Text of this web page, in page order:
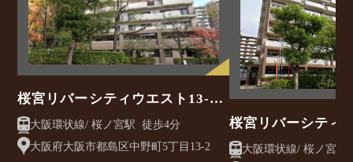
桜宮リバーシティウエスト13-2
号棟
大阪環状線/ 桜ノ宮駅 徒歩4分
大阪府大阪市都島区中野町5丁目13-2
桜宮リバーシティ